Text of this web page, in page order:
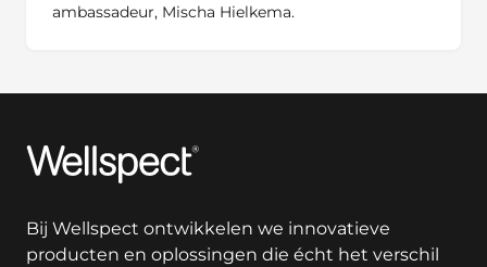
ambassadeur, Mischa Hielkema.
Wellspect
Bij Wellspect ontwikkelen we innovatieve
producten en oplossingen die écht het verschil